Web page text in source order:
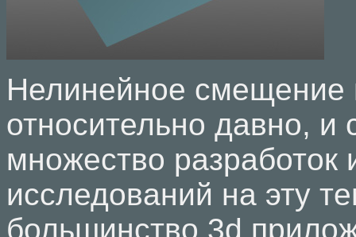
Нелинейное смещение
относительно давно, и
множество разработок
исследований на эту
большинство 3d